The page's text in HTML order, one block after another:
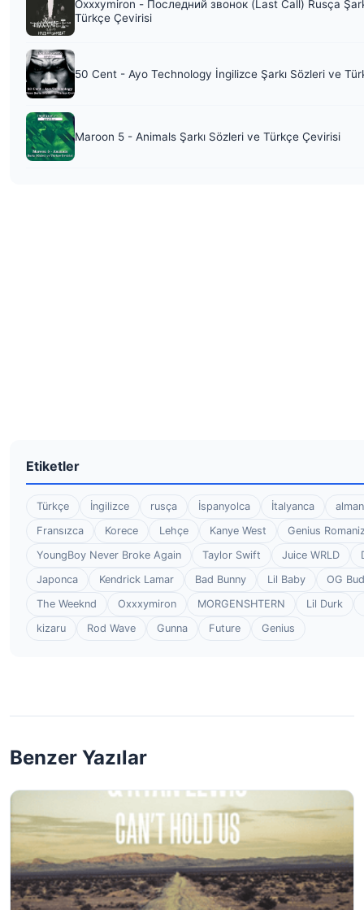
Oxxxymiron - Последний звонок (Last Call) Rusça
Türkçe Çevirisi
50 Cent - Ayo Technology İngilizce Şarkı Sözleri ve
Maroon 5 - Animals Şarkı Sözleri ve Türkçe Çevirisi
Etiketler
Türkçe İngilizce rusça İspanyolca İtalyanca
Fransızca
Korece Lehçe Kanye West
Genius
YoungBoy Never Broke Again
Taylor Swift Juice WRLD
Japonca
Kendrick Lamar Bad Bunny Lil Baby
OG
The Weeknd
Oxxxymiron MORGENSHTERN
Lil Durk
kizaru
Rod Wave Gunna Future Genius
Benzer Yazılar